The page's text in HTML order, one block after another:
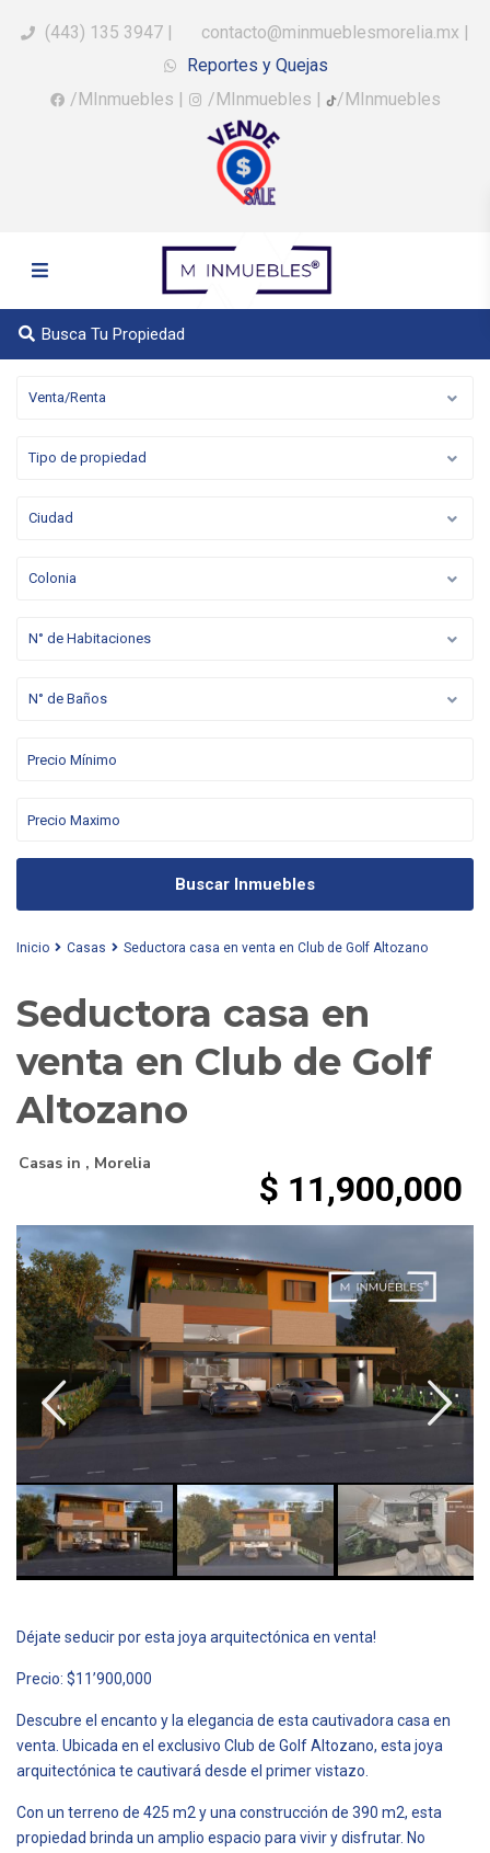
(443) 135 3947 | contacto@minmueblesmorelia.mx |
Reportes y Quejas
/MInmuebles | /MInmuebles | /MInmuebles
Busca Tu Propiedad
Venta/Renta
Tipo de propiedad
Ciudad
Colonia
N° de Habitaciones
N° de Baños
Buscar Inmuebles
Inicio Casas Seductora casa en venta en Club de Golf Altozano
Seductora casa en
venta en Club de Golf
Altozano
Casas in , Morelia
$ 11,900,000
Déjate seducir por esta joya arquitectónica en venta!
Precio: $11’900,000
Descubre el encanto y la elegancia de esta cautivadora casa en
venta. Ubicada en el exclusivo Club de Golf Altozano, esta joya
arquitectónica te cautivará desde el primer vistazo.
Con un terreno de 425 m2 y una construcción de 390 m2, esta
propiedad brinda un amplio espacio para vivir y disfrutar. No